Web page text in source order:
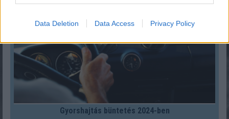
Data Deletion Data Access Privacy Policy
Gyorshajtás büntetés 2024-ben